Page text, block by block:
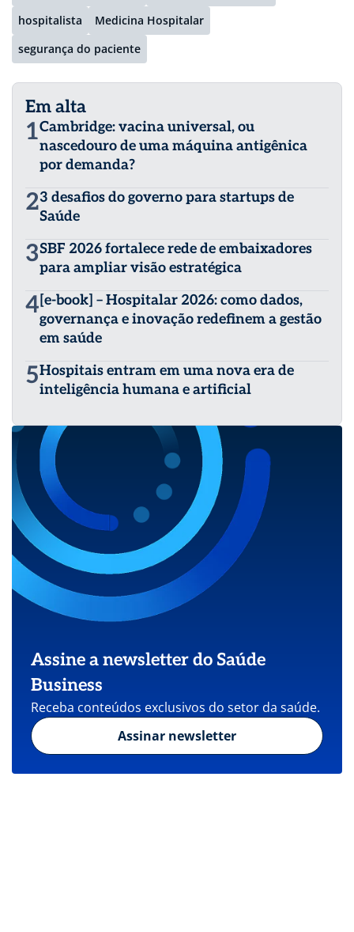
hospitalista
Medicina Hospitalar
segurança do paciente
Em alta
1Cambridge: vacina universal, ou
nascedouro de uma máquina antigênica
por demanda?
23 desafios do governo para startups de
Saúde
3SBF 2026 fortalece rede de embaixadores
para ampliar visão estratégica
4[e-book] – Hospitalar 2026: como dados,
governança e inovação redefinem a gestão
em saúde
5Hospitais entram em uma nova era de
inteligência humana e artificial
Assine a newsletter do Saúde
Business
Receba conteúdos exclusivos do setor da saúde.
Assinar newsletter